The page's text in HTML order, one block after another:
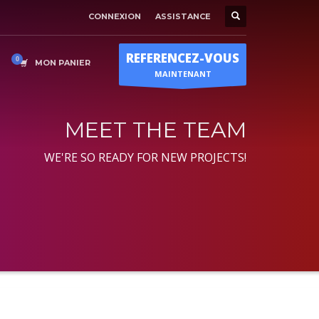
Horaire d'ouverture
Lun-Ven 9:00H - 19:00H
Sam - 9:00H-17:00H
CONNEXION ASSISTANCE
MON PANIER REFERENCEZ-VOUS
MAINTENANT
MEET THE TEAM
WE'RE SO READY FOR NEW PROJECTS!